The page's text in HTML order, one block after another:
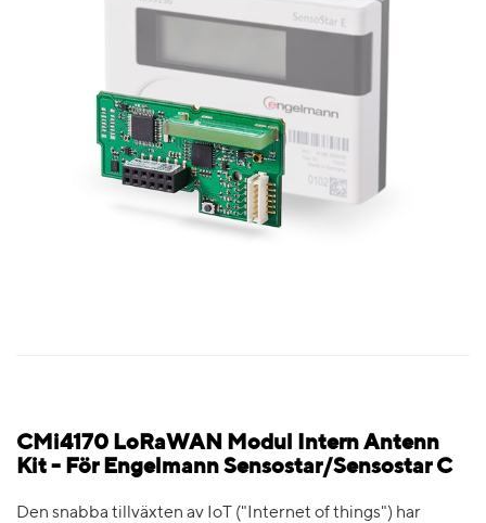
CMi4170 LoRaWAN Modul Intern Antenn
Kit - För Engelmann Sensostar/Sensostar C
Den snabba tillväxten av IoT ("Internet of things") har